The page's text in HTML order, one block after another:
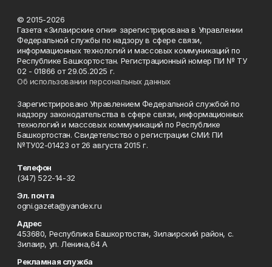
© 2015-2026
Газета «Зилаирские огни» зарегистрирована в Управлении
Федеральной службы по надзору в сфере связи,
информационных технологий и массовых коммуникаций по
Республике Башкортостан. Регистрационный номер ПИ № ТУ
02 - 01866 от 29.05.2025 г.
Об использовании персональных данных
Зарегистрировано Управлением Федеральной службой по
надзору законодательства в сфере связи, информационных
технологий и массовых коммуникаций по Республике
Башкортостан. Свидетельство о регистрации СМИ: ПИ
№ТУ02-01423 от 26 августа 2015 г.
Телефон
(347) 522-14-32
Эл. почта
ogni.gazeta@yandex.ru
Адрес
453680, Республика Башкортостан, Зилаирский район, с.
Зилаир, ул. Ленина,64 А
Рекламная служба